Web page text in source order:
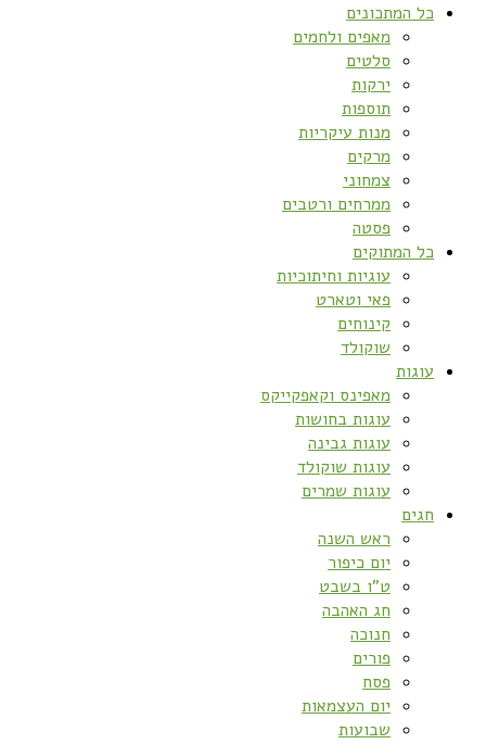
כל המתכונים
מאפים ולחמים
סלטים
ירקות
תוספות
מנות עיקריות
מרקים
צמחוני
ממרחים ורטבים
פסטה
כל המתוקים
עוגיות וחיתוכיות
פאי וטארט
קינוחים
שוקולד
עוגות
מאפינס וקאפקייקס
עוגות בחושות
עוגות גבינה
עוגות שוקולד
עוגות שמרים
חגים
ראש השנה
יום כיפור
ט”ו בשבט
חג האהבה
חנוכה
פורים
פסח
יום העצמאות
שבועות